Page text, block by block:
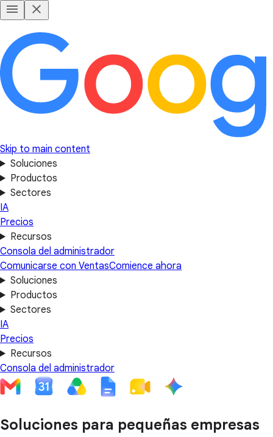
Skip to main content
Soluciones
Productos
Sectores
IA
Precios
Recursos
Consola del administrador
Comunicarse con VentasComience ahora
Soluciones
Productos
Sectores
IA
Precios
Recursos
Consola del administrador
Soluciones para pequeñas empresas